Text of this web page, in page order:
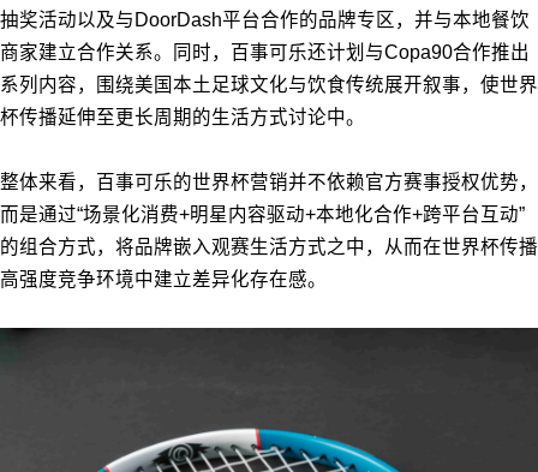
抽奖活动以及与DoorDash平台合作的品牌专区，并与本地餐饮
商家建立合作关系。同时，百事可乐还计划与Copa90合作推出
系列内容，围绕美国本土足球文化与饮食传统展开叙事，使世界
杯传播延伸至更长周期的生活方式讨论中。
整体来看，百事可乐的世界杯营销并不依赖官方赛事授权优势，
而是通过“场景化消费+明星内容驱动+本地化合作+跨平台互动”
的组合方式，将品牌嵌入观赛生活方式之中，从而在世界杯传播
高强度竞争环境中建立差异化存在感。